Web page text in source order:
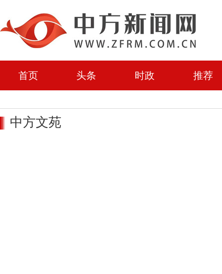
首页 头条 时政 推荐
中方文苑